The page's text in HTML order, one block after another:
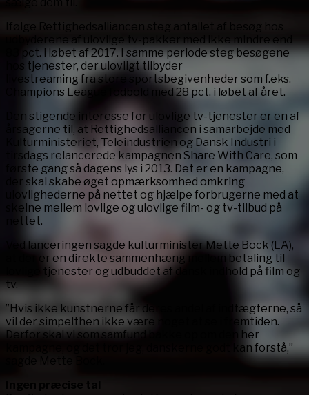
Ifølge Rettighedsalliancen steg antallet af besøg hos
udbyderene af ulovlige tv-pakker med ikke mindre end
83 pct. i løbet af 2017. I samme periode steg besøgene
hos tjenester, der ulovligt tilbyder
livestreaming fra store sportsbegivenheder som f.eks.
Champions League fodbold med 28 pct. i løbet af året.
Den stigende interesse for ulovlige tv-tjenester er en af
årsagerne til, at Rettighedsalliancen i samarbejde med
Kulturministeriet, Teleindustrien og Dansk Industri i
tirsdags relancerede kampagnen Share With Care, som
første gang så dagens lys i 2013. Det er en kampagne,
der skal skabe øget opmærksomhed omkring
ulovlighederne på nettet og hjælpe forbrugerne med at
skelne mellem lovlige og ulovlige film- og tv-tilbud på
nettet.
Ved lanceringen sagde kulturminister Mette Bock (LA),
at der er en direkte sammenhæng mellem betaling til
lovlige tjenester og udbuddet af dansk indhold på film og
tv.
”Hvis ikke kunstnerne får deres andel af indtægterne, så
vil der simpelthen ikke være noget at se i fremtiden.
Derfor skal vi som samfund bakke op om den her
kampagne, og det tror jeg, danskerne godt kan forstå,”